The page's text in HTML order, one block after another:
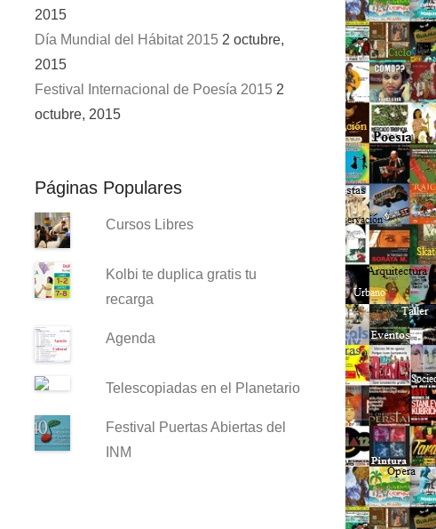
2015
Día Mundial del Hábitat 2015 2 octubre,
2015
Festival Internacional de Poesía 2015 2
octubre, 2015
Páginas Populares
Cursos Libres
Kolbi te duplica gratis tu
recarga
Agenda
Telescopiadas en el Planetario
Festival Puertas Abiertas del
INM